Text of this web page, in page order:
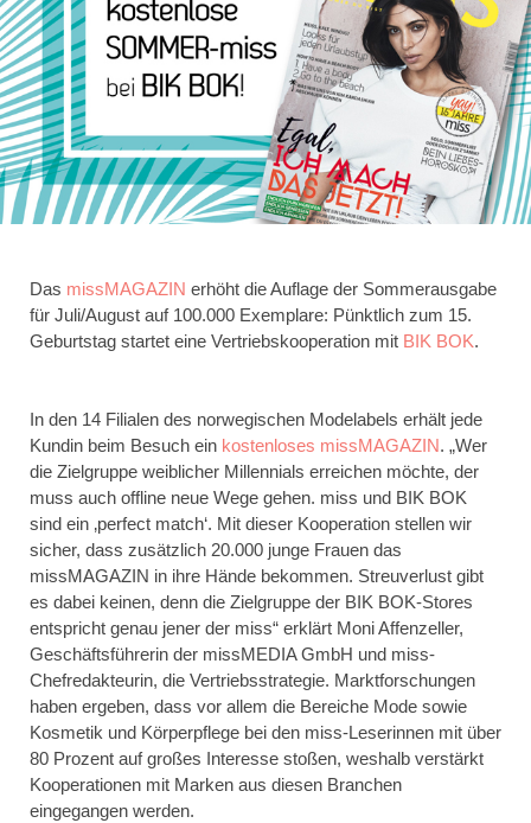
Das missMAGAZIN erhöht die Auflage der Sommerausgabe
für Juli/August auf 100.000 Exemplare: Pünktlich zum 15.
Geburtstag startet eine Vertriebskooperation mit BIK BOK.
In den 14 Filialen des norwegischen Modelabels erhält jede
Kundin beim Besuch ein kostenloses missMAGAZIN. „Wer
die Zielgruppe weiblicher Millennials erreichen möchte, der
muss auch offline neue Wege gehen. miss und BIK BOK
sind ein ‚perfect match‘. Mit dieser Kooperation stellen wir
sicher, dass zusätzlich 20.000 junge Frauen das
missMAGAZIN in ihre Hände bekommen. Streuverlust gibt
es dabei keinen, denn die Zielgruppe der BIK BOK-Stores
entspricht genau jener der miss“ erklärt Moni Affenzeller,
Geschäftsführerin der missMEDIA GmbH und miss-
Chefredakteurin, die Vertriebsstrategie. Marktforschungen
haben ergeben, dass vor allem die Bereiche Mode sowie
Kosmetik und Körperpflege bei den miss-Leserinnen mit über
80 Prozent auf großes Interesse stoßen, weshalb verstärkt
Kooperationen mit Marken aus diesen Branchen
eingegangen werden.